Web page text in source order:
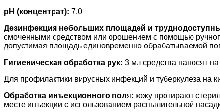
pH (концентрат): 7,0
Дезинфекция небольших площадей и
смоченными средством или орошением с помощью
допустимая площадь единовременно обрабатываемой
Гигиеническая обработка рук: 3 мл средства наносят
Для профилактики вирусных инфекций и туберкулеза на
Обработка инъекционного поля: кожу протирают
месте инъекции с использованием распылительной